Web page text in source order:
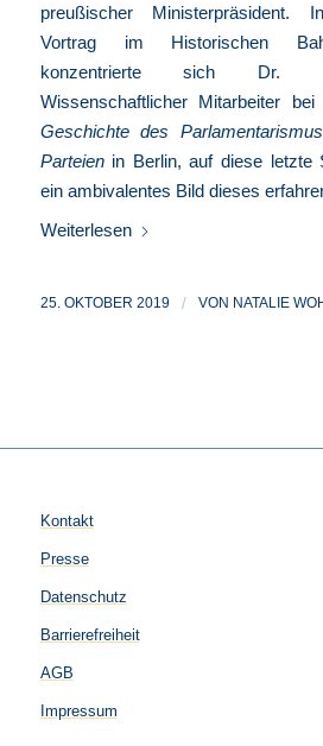
preußischer Ministerpräsident.
Vortrag im Historischen
konzentrierte sich Dr.
Wissenschaftlicher Mitarbeiter
Geschichte des
Parteienin Berlin, auf diese letzte
ein ambivalentes Bild dieses
Weiterlesen
25. OKTOBER 2019 / VON NATALIE
Kontakt
Presse
Datenschutz
Barrierefreiheit
AGB
Impressum